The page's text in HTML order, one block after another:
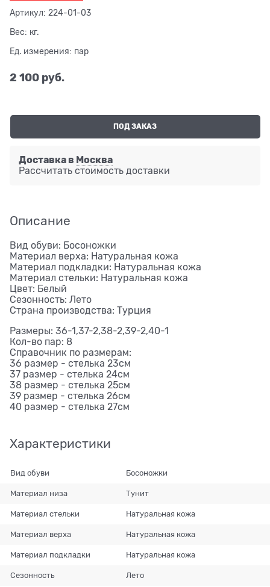
Артикул: 224-01-03
Вес: кг.
Ед. измерения: пар
2 100 руб.
ПОД ЗАКАЗ
Доставка в Москва
Рассчитать стоимость доставки
Описание
Вид обуви: Босоножки
Материал верха: Натуральная кожа
Материал подкладки: Натуральная кожа
Материал стельки: Натуральная кожа
Цвет: Белый
Сезонность: Лето
Страна производства: Турция
Размеры: 36-1,37-2,38-2,39-2,40-1
Кол-во пар: 8
Справочник по размерам:
36 размер - стелька 23см
37 размер - стелька 24см
38 размер - стелька 25см
39 размер - стелька 26см
40 размер - стелька 27см
Характеристики
Вид обуви Босоножки
Материал низа Тунит
Материал стельки Натуральная кожа
Материал верха Натуральная кожа
Материал подкладки Натуральная кожа
Сезонность Лето